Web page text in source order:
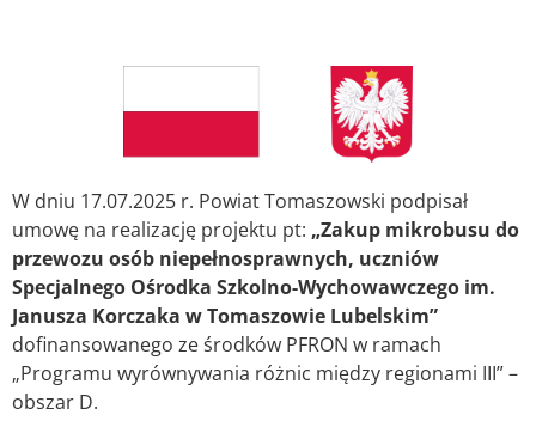
W dniu 17.07.2025 r. Powiat Tomaszowski podpisał
umowę na realizację projektu pt: „Zakup mikrobusu do
przewozu osób niepełnosprawnych, uczniów
Specjalnego Ośrodka Szkolno-Wychowawczego im.
Janusza Korczaka w Tomaszowie Lubelskim”
dofinansowanego ze środków PFRON w ramach
„Programu wyrównywania różnic między regionami III” –
obszar D.